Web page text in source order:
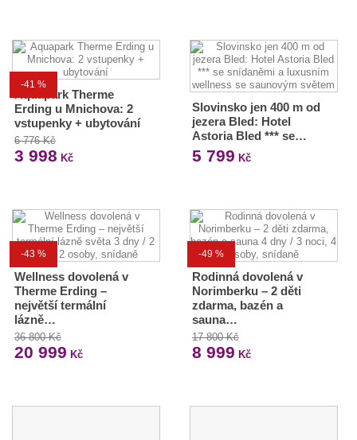
-41 %
Aquapark Therme
Erding u Mnichova: 2
vstupenky + ubytování
6 776 Kč
3 998 Kč
Slovinsko jen 400 m od
jezera Bled: Hotel
Astoria Bled *** se…
5 799 Kč
-43 %
Wellness dovolená v
Therme Erding –
největší termální
lázně…
36 800 Kč
20 999 Kč
-49 %
Rodinná dovolená v
Norimberku – 2 děti
zdarma, bazén a
sauna…
17 800 Kč
8 999 Kč